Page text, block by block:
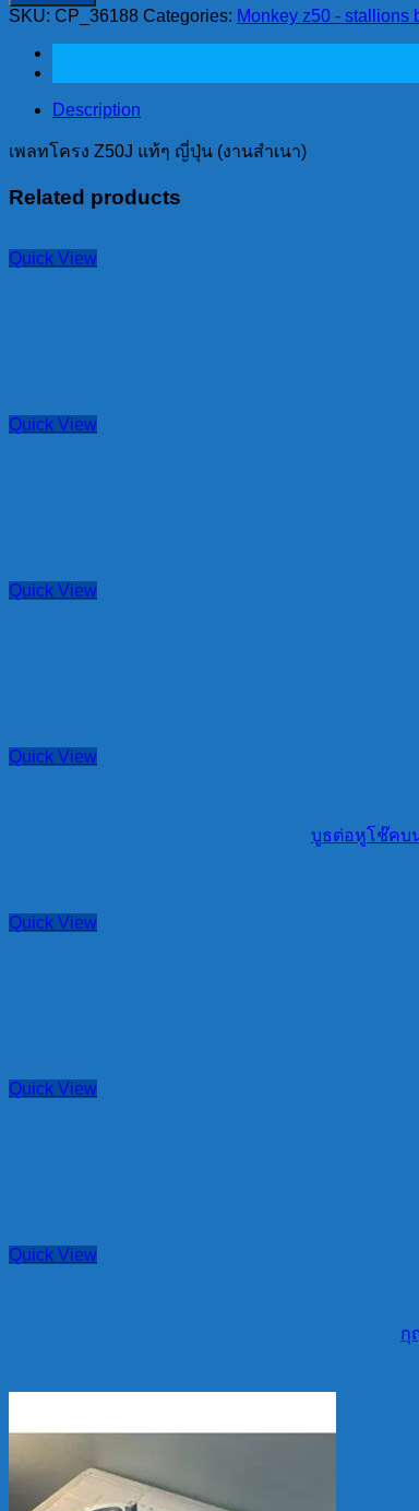
Z50J
แท้ๆ
ญี่ปุ่น
(งาน
quantity
SKU: CP_36188 Categories: Monkey z50 - stallions
Description
เพลทโครง Z50J แท้ๆ ญี่ปุ่น (งานสำเนา)
Related products
Quick View
Quick View
Quick View
Quick View
บูธต่อหูโช๊คบ
Quick View
Quick View
Quick View
กุ